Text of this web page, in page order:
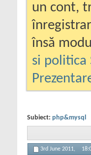
un cont,
însă
si politica
Subiect: php&mysql
3rd June 2011,